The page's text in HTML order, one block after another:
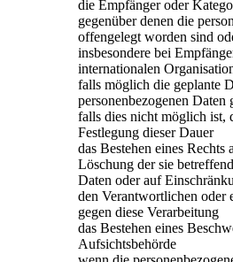
die Empfänger oder
gegenüber denen die
offengelegt worden sind
insbesondere bei
internationalen
falls möglich die geplante
personenbezogenen Daten
falls dies nicht möglich ist,
Festlegung dieser Dauer
das Bestehen eines
Löschung der sie
Daten oder auf
den Verantwortlichen oder
gegen diese Verarbeitung
das Bestehen eines
Aufsichtsbehörde